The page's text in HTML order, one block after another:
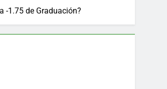
-1.75 de Graduación?